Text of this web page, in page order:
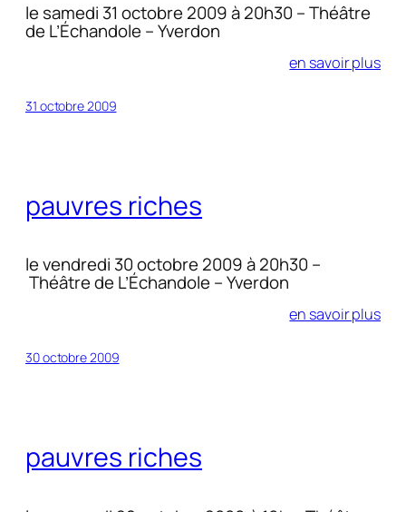
le samedi 31 octobre 2009 à 20h30 – Théâtre
de L’Échandole – Yverdon
en savoir plus
31 octobre 2009
pauvres riches
le vendredi 30 octobre 2009 à 20h30 –
Théâtre de L’Échandole – Yverdon
en savoir plus
30 octobre 2009
pauvres riches